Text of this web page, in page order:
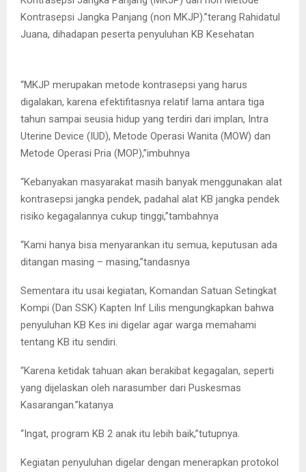
Kontrasepsi Jangka Panjang (non MKJP).”terang Rahidatul
Juana, dihadapan peserta penyuluhan KB Kesehatan
“MKJP merupakan metode kontrasepsi yang harus
digalakan, karena efektifitasnya relatif lama antara tiga
tahun sampai seusia hidup yang terdiri dari implan, Intra
Uterine Device (IUD), Metode Operasi Wanita (MOW) dan
Metode Operasi Pria (MOP),”imbuhnya
“Kebanyakan masyarakat masih banyak menggunakan alat
kontrasepsi jangka pendek, padahal alat KB jangka pendek
risiko kegagalannya cukup tinggi,”tambahnya
“Kami hanya bisa menyarankan itu semua, keputusan ada
ditangan masing – masing,”tandasnya
Sementara itu usai kegiatan, Komandan Satuan Setingkat
Kompi (Dan SSK) Kapten Inf Lilis mengungkapkan bahwa
penyuluhan KB Kes ini digelar agar warga memahami
tentang KB itu sendiri.
“Karena ketidak tahuan akan berakibat kegagalan, seperti
yang dijelaskan oleh narasumber dari Puskesmas
Kasarangan.”katanya
“Ingat, program KB 2 anak itu lebih baik,”tutupnya.
Kegiatan penyuluhan digelar dengan menerapkan protokol